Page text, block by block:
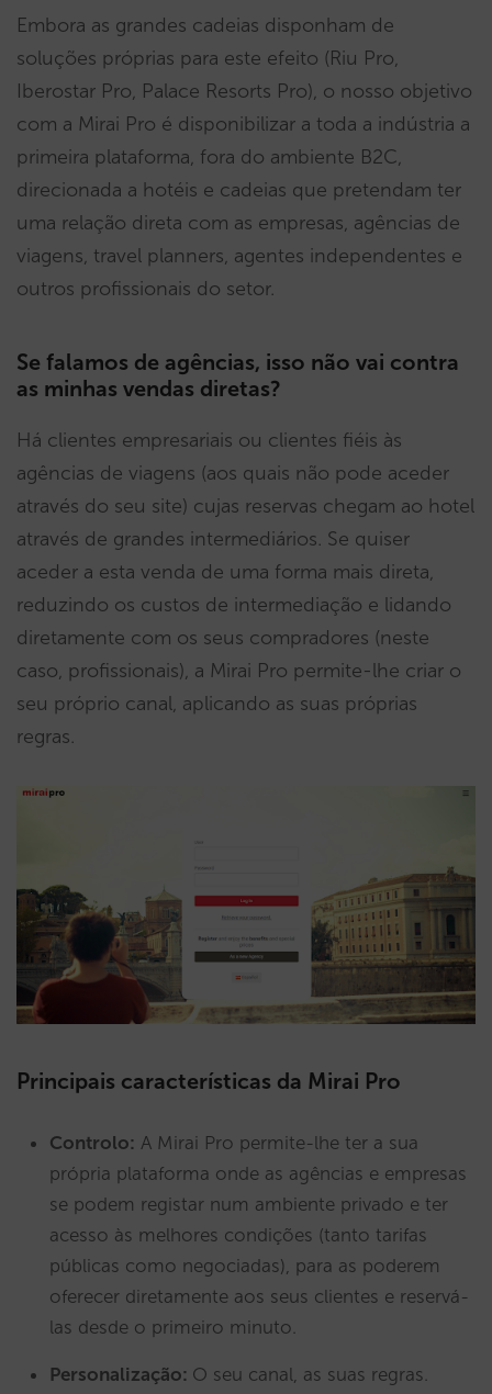
Embora as grandes cadeias disponham de
soluções próprias para este efeito (Riu Pro,
Iberostar Pro, Palace Resorts Pro), o nosso objetivo
com a Mirai Pro é disponibilizar a toda a indústria a
primeira plataforma, fora do ambiente B2C,
direcionada a hotéis e cadeias que pretendam ter
uma relação direta com as empresas, agências de
viagens, travel planners, agentes independentes e
outros profissionais do setor.
Se falamos de agências, isso não vai contra
as minhas vendas diretas?
Há clientes empresariais ou clientes fiéis às
agências de viagens (aos quais não pode aceder
através do seu site) cujas reservas chegam ao hotel
através de grandes intermediários. Se quiser
aceder a esta venda de uma forma mais direta,
reduzindo os custos de intermediação e lidando
diretamente com os seus compradores (neste
caso, profissionais), a Mirai Pro permite-lhe criar o
seu próprio canal, aplicando as suas próprias
regras.
Principais características da Mirai Pro
Controlo: A Mirai Pro permite-lhe ter a sua
própria plataforma onde as agências e empresas
se podem registar num ambiente privado e ter
acesso às melhores condições (tanto tarifas
públicas como negociadas), para as poderem
oferecer diretamente aos seus clientes e reservá-
las desde o primeiro minuto.
Personalização: O seu canal, as suas regras.